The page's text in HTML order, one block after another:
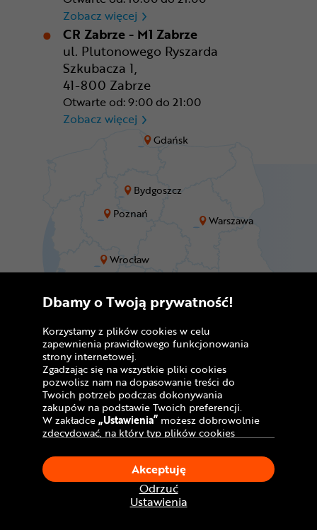
Bydgoszcz
Gdańsk
Kraków
Poznań
Rzeszów
Warszawa
Wrocław
Zobacz więcej CR Wrocław - CH Aleja
CR Zabrze - M1 Zabrze
ul. Plutonowego Ryszarda
Szkubacza 1,
41-800 Zabrze
Otwarte od: 9:00 do 21:00
Zobacz więcej CR Zabrze - M1 Zabrze
Dostawa do sklepu
stacjonarnego
GRATIS!
Dbamy o Twoją prywatność!
Korzystamy z plików cookies w celu
zapewnienia prawidłowego funkcjonowania
strony internetowej.
Zgadzając się na wszystkie pliki cookies
pozwolisz nam na dopasowanie treści do
Twoich potrzeb podczas dokonywania
zakupów na podstawie Twoich preferencji.
W zakładce„Ustawienia” możesz dobrowolnie
zdecydować, na który typ plików cookies
Klikając„Akceptuję”, wyrażasz zgodę na
stosowanie ciasteczek zgodnie z ustawieniami
Twojej przeglądarki.
W dowolnym momencie, możesz dokonać
zmiany swojego wyboru klikając opcję
Ustawienia
Odrzuć
Akceptuję